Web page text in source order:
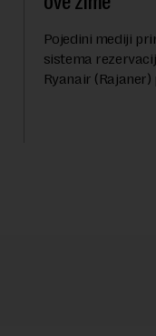
Pojedini mediji
sistema
Ryanair